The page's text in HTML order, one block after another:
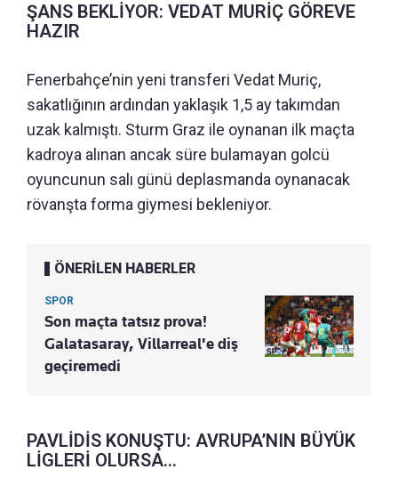
ŞANS BEKLİYOR: VEDAT MURİÇ GÖREVE
HAZIR
Fenerbahçe’nin yeni transferi Vedat Muriç,
sakatlığının ardından yaklaşık 1,5 ay takımdan
uzak kalmıştı. Sturm Graz ile oynanan ilk maçta
kadroya alınan ancak süre bulamayan golcü
oyuncunun salı günü deplasmanda oynanacak
rövanşta forma giymesi bekleniyor.
ÖNERİLEN HABERLER
SPOR
Son maçta tatsız prova!
Galatasaray, Villarreal'e diş
geçiremedi
PAVLİDİS KONUŞTU: AVRUPA’NIN BÜYÜK
LİGLERİ OLURSA...